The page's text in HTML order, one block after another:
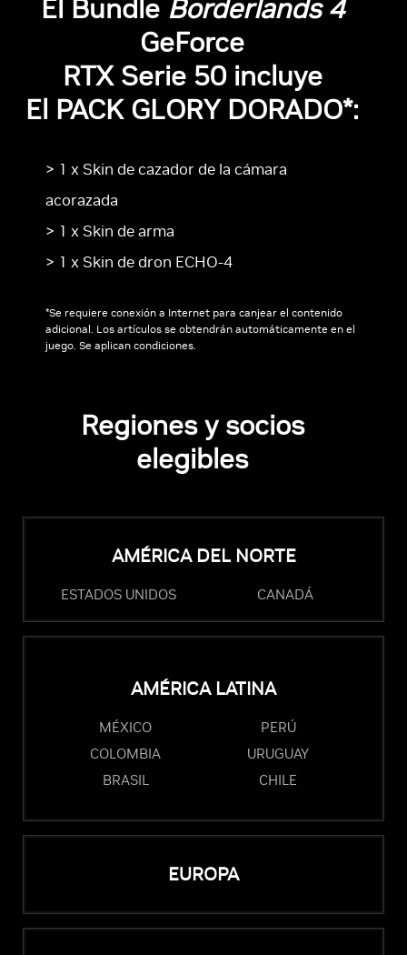
El Bundle Borderlands 4
GeForce
RTX Serie 50 incluye
El PACK GLORY DORADO*:
> 1 x Skin de cazador de la cámara
acorazada
> 1 x Skin de arma
> 1 x Skin de dron ECHO-4
*Se requiere conexión a Internet para canjear el contenido
adicional. Los artículos se obtendrán automáticamente en el
juego. Se aplican condiciones.
Regiones y socios
elegibles
AMÉRICA DEL NORTE
ESTADOS UNIDOS CANADÁ
AMÉRICA LATINA
MÉXICO
PERÚ
COLOMBIA
URUGUAY
BRASIL
CHILE
EUROPA